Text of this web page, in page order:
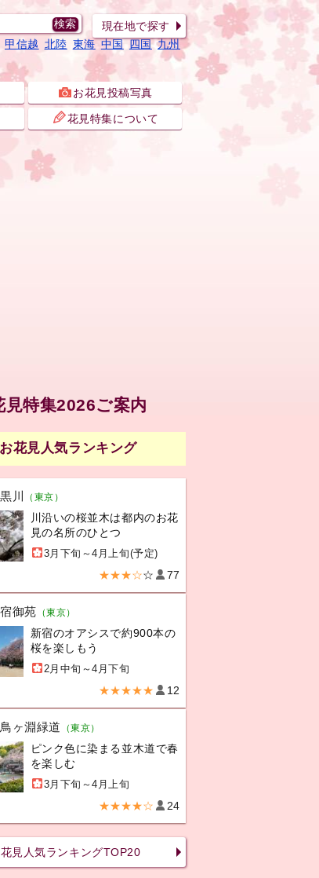
現在地で探す
甲信越 北陸 東海 中国 四国 九州
お花見投稿写真
花見特集について
見特集2026ご案内
お花見人気ランキング
川 （東京）
川沿いの桜並木は都内のお花
見の名所のひとつ
3月下旬～4月上旬(予定)
★★★☆☆ 77
御苑 （東京）
新宿のオアシスで約900本の
桜を楽しもう
2月中旬～4月下旬
★★★★★ 12
ヶ淵緑道 （東京）
ピンク色に染まる並木道で春
を楽しむ
3月下旬～4月上旬
★★★★☆ 24
見人気ランキングTOP20